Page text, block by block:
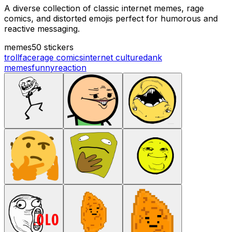
A diverse collection of classic internet memes, rage
comics, and distorted emojis perfect for humorous and
reactive messaging.
memes50 stickers
trollfacerage comicsinternet culturedank
memesfunnyreaction